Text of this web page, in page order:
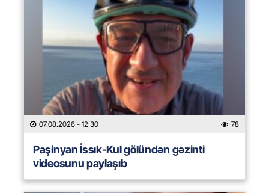
07.08.2026 - 12:30 78
Paşinyan İssık-Kul gölündən gəzinti
videosunu paylaşıb